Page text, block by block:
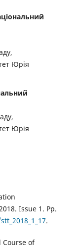
Юрія
Юрія
Issue 1. Pp.
.
Course of